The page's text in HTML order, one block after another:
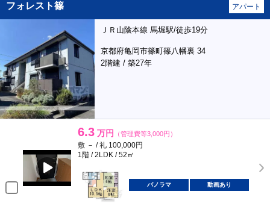
フォレスト篠 アパート
ＪＲ山陰本線 馬堀駅/徒歩19分
京都府亀岡市篠町篠八幡裏 34
2階建 / 築27年
6.3 万円 （管理費等3,000円）
敷 － / 礼 100,000円
1階 / 2LDK / 52㎡
パノラマ 動画あり